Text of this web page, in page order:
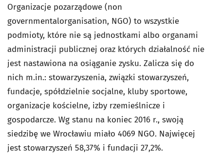
Organizacje pozarządowe (non
governmentalorganisation, NGO) to wszystkie
podmioty, które nie są jednostkami albo organami
administracji publicznej oraz których działalność nie
jest nastawiona na osiąganie zysku. Zalicza się do
nich m.in.: stowarzyszenia, związki stowarzyszeń,
fundacje, spółdzielnie socjalne, kluby sportowe,
organizacje kościelne, izby rzemieślnicze i
gospodarcze. Wg stanu na koniec 2016 r., swoją
siedzibę we Wrocławiu miało 4069 NGO. Najwięcej
jest stowarzyszeń 58,37% i fundacji 27,2%.